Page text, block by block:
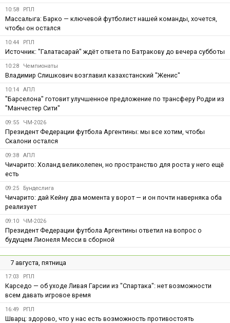
10:58 РПЛ
Массалыга: Барко — ключевой футболист нашей команды, хочется,
чтобы он остался
10:44 РПЛ
Источник: "Галатасарай" ждёт ответа по Батракову до вечера субботы
10:28 Чемпионаты
Владимир Слишкович возглавил казахстанский "Женис"
10:14 АПЛ
"Барселона" готовит улучшенное предложение по трансферу Родри из
"Манчестер Сити"
09:55 ЧМ-2026
Президент Федерации футбола Аргентины: мы все хотим, чтобы
Скалони остался
09:38 АПЛ
Чичарито: Холанд великолепен, но пространство для роста у него ещё
есть
09:25 Бундеслига
Чичарито: дай Кейну два момента у ворот — и он почти наверняка оба
реализует
09:10 ЧМ-2026
Президент Федерации футбола Аргентины ответил на вопрос о
будущем Лионеля Месси в сборной
7 августа, пятница
17:03 РПЛ
Карседо — об уходе Ливая Гарсии из "Спартака": нет возможности
всем давать игровое время
16:49 РПЛ
Шварц: здорово, что у нас есть возможность противостоять